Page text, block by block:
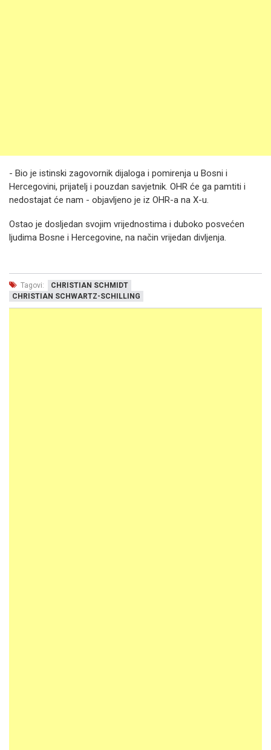
- Bio je istinski zagovornik dijaloga i pomirenja u Bosni i
Hercegovini, prijatelj i pouzdan savjetnik. OHR će ga pamtiti i
nedostajat će nam - objavljeno je iz OHR-a na X-u.
Ostao je dosljedan svojim vrijednostima i duboko posvećen
ljudima Bosne i Hercegovine, na način vrijedan divljenja.
Tagovi:
CHRISTIAN SCHMIDT
CHRISTIAN SCHWARTZ-SCHILLING